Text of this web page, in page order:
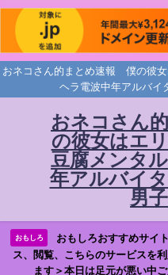
おネコさん的まとめ速報 僕の彼
ヘラ電波中年アルバイ
おネコさん
の彼女はエ
豆腐メンタ
年アルバイ
男
おもしろ
おもしろおすすめサイ
ス、閲覧、こちらのサービスを
ます＞本日は足元が悪い中